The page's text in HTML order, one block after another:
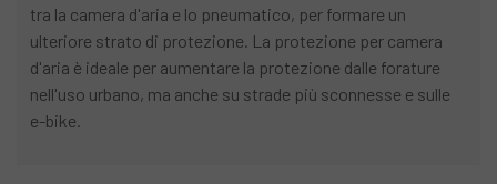
tra la camera d'aria e lo pneumatico, per formare un
ulteriore strato di protezione. La protezione per camera
d'aria è ideale per aumentare la protezione dalle forature
nell'uso urbano, ma anche su strade più sconnesse e sulle
e-bike.